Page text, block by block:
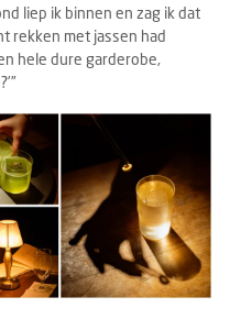
liep ik binnen en zag ik dat
rekken met jassen had
hele dure garderobe,